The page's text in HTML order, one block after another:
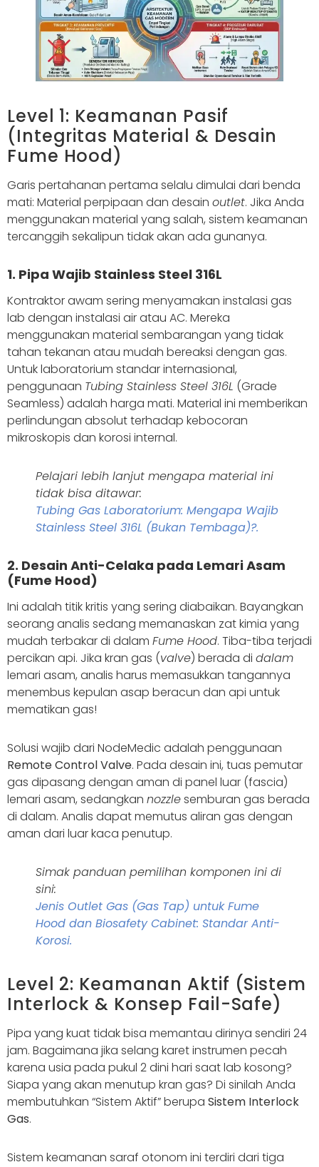
Level 1: Keamanan Pasif
(Integritas Material & Desain
Fume Hood)
Garis pertahanan pertama selalu dimulai dari benda
mati: Material perpipaan dan desain outlet. Jika Anda
menggunakan material yang salah, sistem keamanan
tercanggih sekalipun tidak akan ada gunanya.
1. Pipa Wajib Stainless Steel 316L
Kontraktor awam sering menyamakan instalasi gas
lab dengan instalasi air atau AC. Mereka
menggunakan material sembarangan yang tidak
tahan tekanan atau mudah bereaksi dengan gas.
Untuk laboratorium standar internasional,
penggunaan Tubing Stainless Steel 316L (Grade
Seamless) adalah harga mati. Material ini memberikan
perlindungan absolut terhadap kebocoran
mikroskopis dan korosi internal.
Pelajari lebih lanjut mengapa material ini
tidak bisa ditawar:
Tubing Gas Laboratorium: Mengapa Wajib
Stainless Steel 316L (Bukan Tembaga)?.
2. Desain Anti-Celaka pada Lemari Asam
(Fume Hood)
Ini adalah titik kritis yang sering diabaikan. Bayangkan
seorang analis sedang memanaskan zat kimia yang
mudah terbakar di dalam Fume Hood. Tiba-tiba terjadi
percikan api. Jika kran gas (valve) berada di dalam
lemari asam, analis harus memasukkan tangannya
menembus kepulan asap beracun dan api untuk
mematikan gas!
Solusi wajib dari NodeMedic adalah penggunaan
Remote Control Valve. Pada desain ini, tuas pemutar
gas dipasang dengan aman di panel luar (fascia)
lemari asam, sedangkan nozzlesemburan gas berada
di dalam. Analis dapat memutus aliran gas dengan
aman dari luar kaca penutup.
Simak panduan pemilihan komponen ini di
sini:
Jenis Outlet Gas (Gas Tap) untuk Fume
Hood dan Biosafety Cabinet: Standar Anti-
Korosi.
Level 2: Keamanan Aktif (Sistem
Interlock & Konsep Fail-Safe)
Pipa yang kuat tidak bisa memantau dirinya sendiri 24
jam. Bagaimana jika selang karet instrumen pecah
karena usia pada pukul 2 dini hari saat lab kosong?
Siapa yang akan menutup kran gas? Di sinilah Anda
membutuhkan “Sistem Aktif” berupa Sistem Interlock
Gas.
Sistem keamanan saraf otonom ini terdiri dari tiga